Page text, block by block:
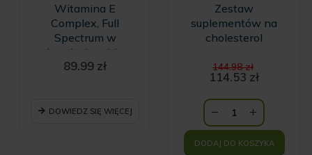
Witamina E
Complex, Full
Spectrum w
kroplach w bio
oleju konopnym -
89.99 zł
DOWIEDZ SIĘ WIĘCEJ
Zestaw
suplementów na
cholesterol
144.98zł
cena
144.98 zł.
114.53 zł
cena
wynosi:
114.53 zł.
DODAJ DO KOSZYKA